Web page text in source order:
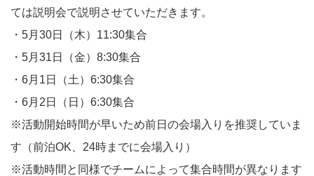
ては説明会で説明させていただきます。
・5月30日（木）11:30集合
・5月31日（金）8:30集合
・6月1日（土）6:30集合
・6月2日（日）6:30集合
※活動開始時間が早いため前日の会場入りを推奨していま
す（前泊OK、24時までに会場入り）
※活動時間と同様でチームによって集合時間が異なります